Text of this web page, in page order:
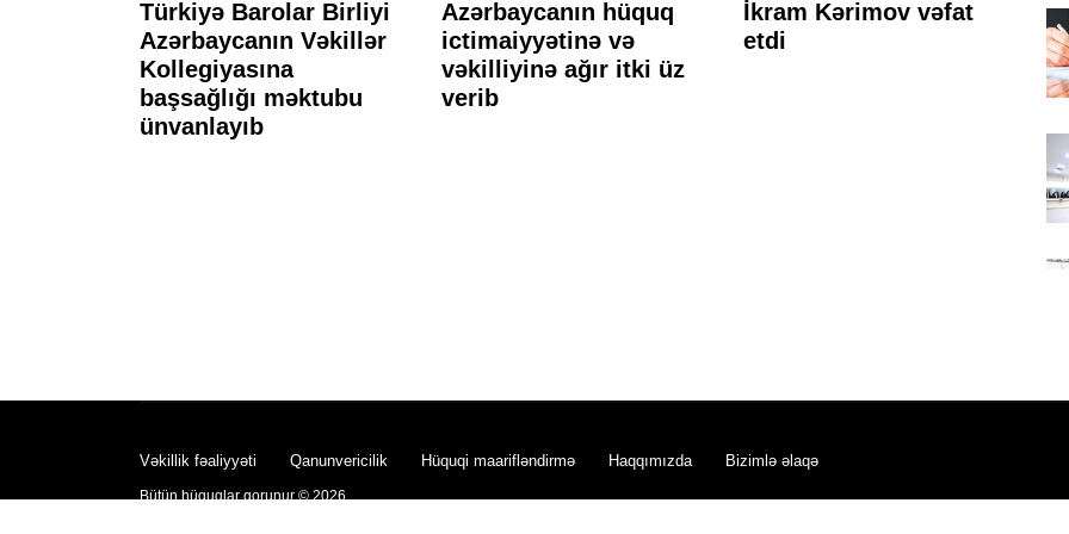
Türkiyə Barolar Birliyi
Azərbaycanın Vəkillər
Kollegiyasına
başsağlığı məktubu
ünvanlayıb
Azərbaycanın hüquq
ictimaiyyətinə və
vəkilliyinə ağır itki üz
verib
İkram Kərimov vəfat
etdi
Vəkillik fəaliyyəti Qanunvericilik Hüquqi maarifləndirmə Haqqımızda Bizimlə əlaqə
Bütün hüquqlar qorunur © 2026